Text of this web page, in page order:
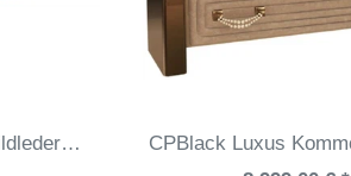
Casa Padrino Luxus Wildleder Sofa mit dekorativen Kissen Taupefarben / Gold 260 x 100 x H. 76 cm - Hotel Möbel - Luxus Qualität - Made in Italy